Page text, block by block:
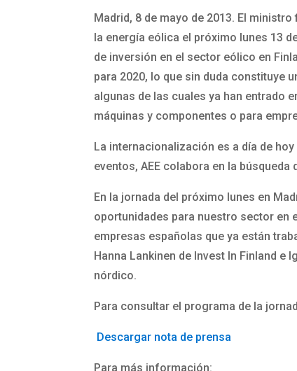
Madrid, 8 de mayo de 2013. El
la energía eólica el próximo lunes 13
de inversión en el sector eólico en
para 2020, lo que sin duda constituye
algunas de las cuales ya han entrado
máquinas y componentes o para
La internacionalización es a día de
eventos, AEE colabora en la búsqueda
En la jornada del próximo lunes en
oportunidades para nuestro sector en
empresas españolas que ya están
Hanna Lankinen de Invest In Finland e
nórdico.
Para consultar el programa de la
Descargar nota de prensa
Para más información: